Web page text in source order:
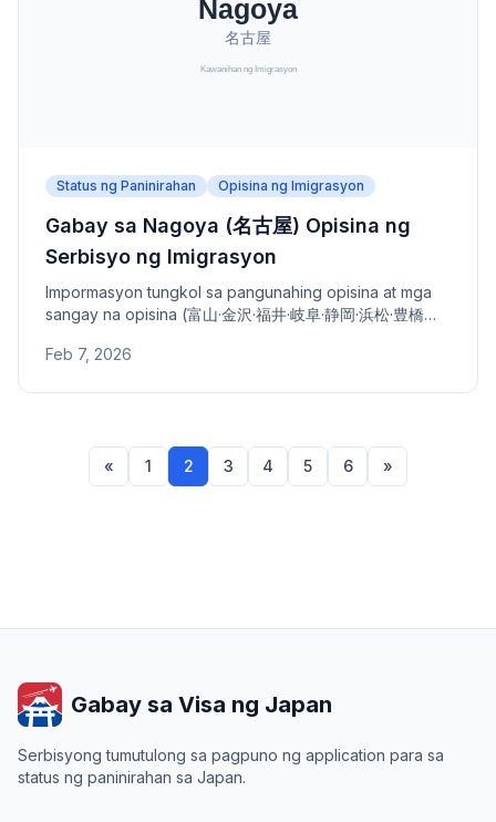
Status ng Paninirahan Opisina ng Imigrasyon
Gabay sa Nagoya (名古屋) Opisina ng
Serbisyo ng Imigrasyon
Impormasyon tungkol sa pangunahing opisina at mga
sangay na opisina (富山·金沢·福井·岐阜·静岡·浜松·豊橋港·
Imigrasyon - address, numero ng telepono, at saklaw
Feb 7, 2026
« 1 2 3 4 5 6 »
Gabay sa Visa ng Japan
Serbisyong tumutulong sa pagpuno ng application para sa
status ng paninirahan sa Japan.